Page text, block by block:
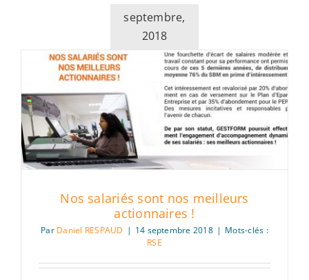
septembre,
2018
Nos salariés sont nos meilleurs
actionnaires !
Par Daniel RESPAUD | 14 septembre 2018 | Mots-clés :
RSE